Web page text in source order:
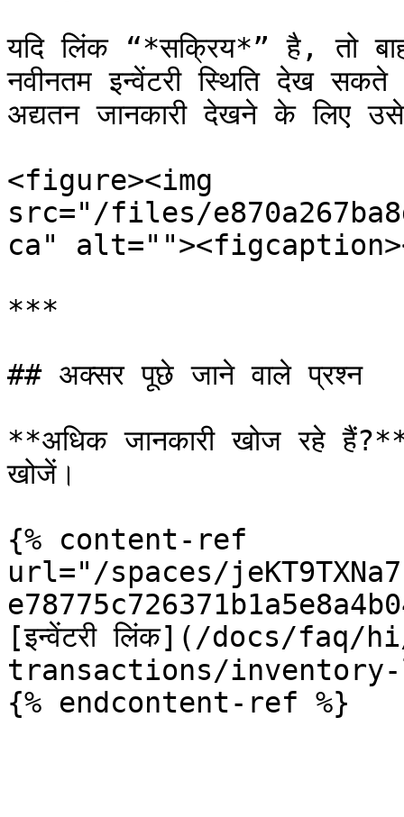
यदि लिंक “*सक्रिय*” है, तो
नवीनतम इन्वेंटरी स्थिति देख
अद्यतन जानकारी देखने के लिए
<figure><img
src="/files/
ca"
***
## अक्सर पूछे जाने वाले प्रश्न
**अधिक जानकारी खोज रहे हैं?**
खोजें।
{% content-ref
url="/spaces/
[इन्वेंटरी लिंक](/docs/faq/
transactions/